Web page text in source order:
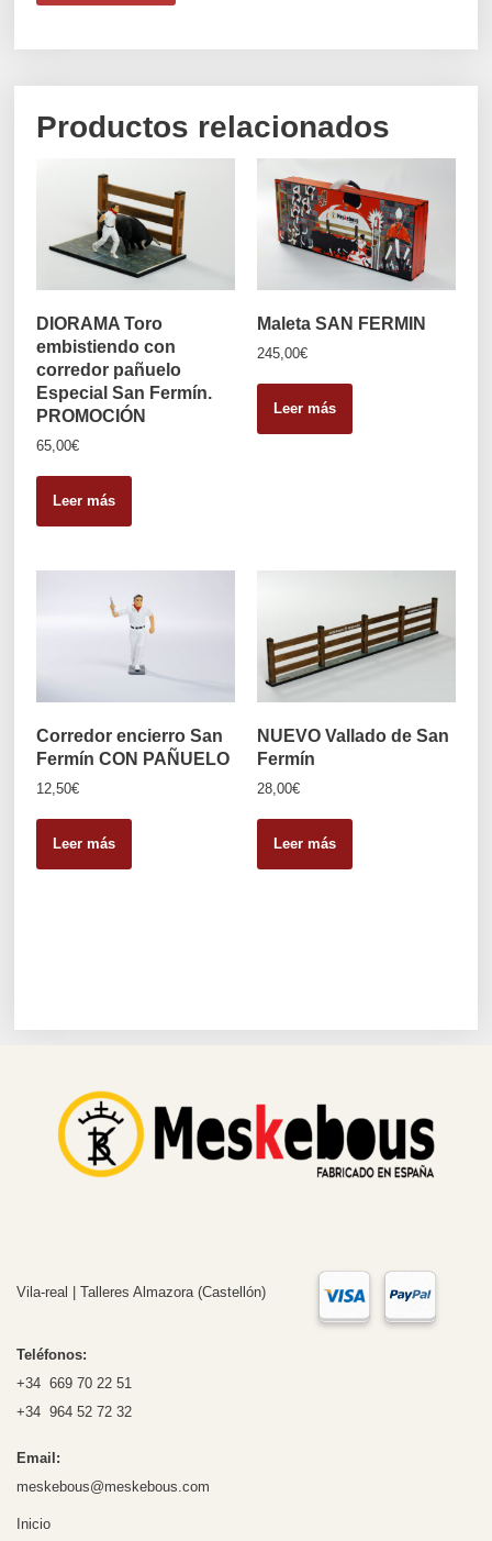
Productos relacionados
DIORAMA Toro
embistiendo con
corredor pañuelo
Especial San Fermín.
PROMOCIÓN
65,00€
Leer más
Maleta SAN FERMIN
245,00€
Leer más
Corredor encierro San
Fermín CON PAÑUELO
12,50€
Leer más
NUEVO Vallado de San
Fermín
28,00€
Leer más
Vila-real | Talleres Almazora (Castellón)
Teléfonos:
+34 669 70 22 51
+34 964 52 72 32
Email:
meskebous@meskebous.com
Inicio